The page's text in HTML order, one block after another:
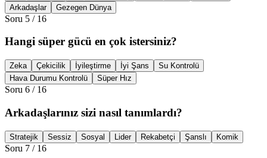
Arkadaşlar
Gezegen Dünya
Soru 5 / 16
Hangi süper gücü en çok istersiniz?
Zeka Çekicilik İyileştirme İyi Şans
Su Kontrolü
Hava Durumu Kontrolü
Süper Hız
Soru 6 / 16
Arkadaşlarınız sizi nasıl tanımlardı?
Stratejik Sessiz Sosyal Lider Rekabetçi Şanslı Komik
Soru 7 / 16